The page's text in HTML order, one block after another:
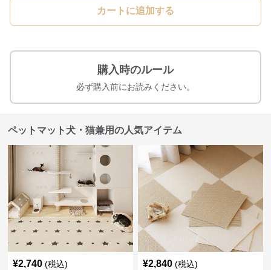
カートに追加する
購入時のルール
必ず購入前にお読みください。
ペットマット犬・猫兼用の人気アイテム
¥2,740 (税込) ¥2,840 (税込)